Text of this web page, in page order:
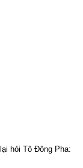
hỏi Tô Đông Pha: